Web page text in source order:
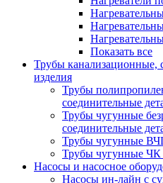
Показать все
Трубы канализационные,
изделия
Трубы
соединительные
Трубы чугунные
соединительные
Трубы чугунные
Трубы чугунные ЧК
Насосы и насосное
Насосы ин-лайн с